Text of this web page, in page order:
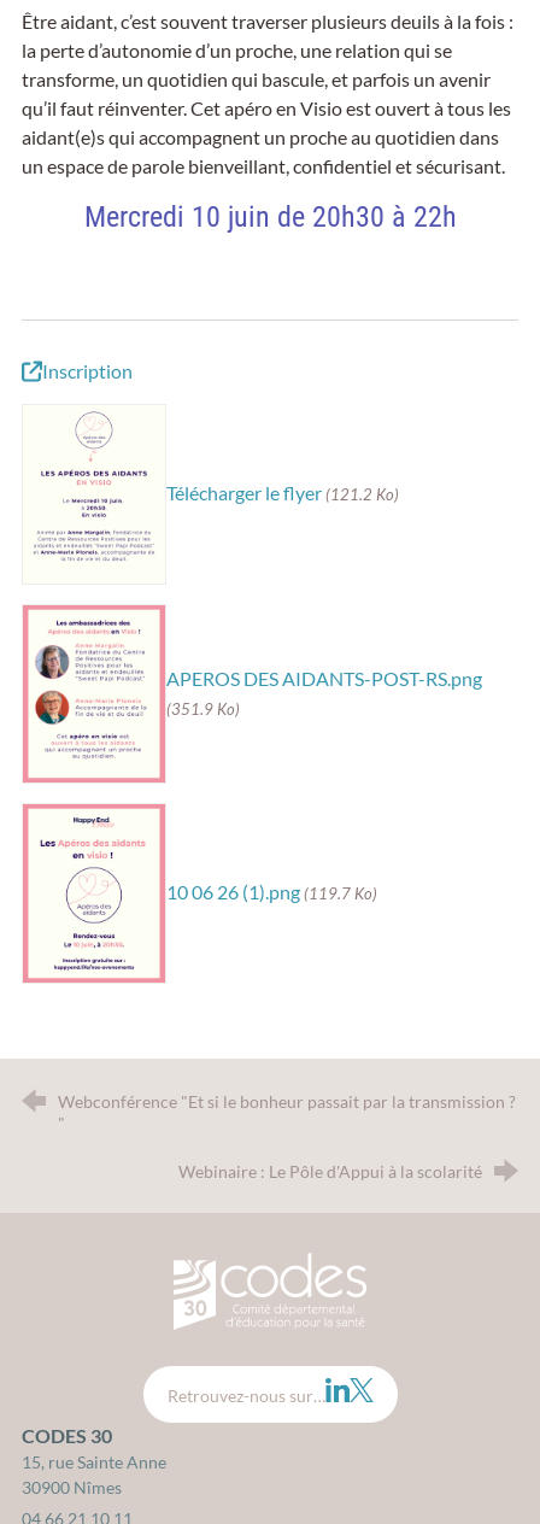
Être aidant, c’est souvent traverser plusieurs deuils à la fois :
la perte d’autonomie d’un proche, une relation qui se
transforme, un quotidien qui bascule, et parfois un avenir
qu’il faut réinventer. Cet apéro en Visio est ouvert à tous les
aidant(e)s qui accompagnent un proche au quotidien dans
un espace de parole bienveillant, confidentiel et sécurisant.
Mercredi 10 juin de 20h30 à 22h
Inscription
Télécharger le flyer(121.2 Ko)
APEROS DES AIDANTS-POST-RS.png
(351.9 Ko)
10 06 26 (1).png(119.7 Ko)
Webconférence "Et si le bonheur passait par la transmission ?
"
Webinaire : Le Pôle d'Appui à la scolarité
CODES 30 - Comité
Retrouvez-nous sur… LinkedIn
Twitter
CODES 30
15, rue Sainte Anne
30900 Nîmes
04 66 21 10 11